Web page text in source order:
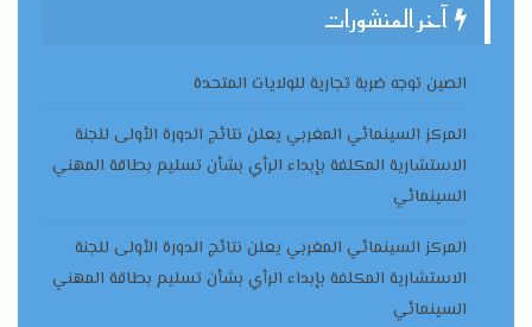
آخر المنشورات
الصين توجه ضربة تجارية للولايات المتحدة
المركز السينمائي المغربي يعلن نتائج الدورة الأولى للجنة
الاستشارية المكلفة بإبداء الرأي بشأن تسليم بطاقة المهني
السينمائي
المركز السينمائي المغربي يعلن نتائج الدورة الأولى للجنة
الاستشارية المكلفة بإبداء الرأي بشأن تسليم بطاقة المهني
السينمائي